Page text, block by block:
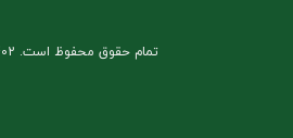
تمام حقوق محفوظ است. 1402 | طراحی: رضانژاد